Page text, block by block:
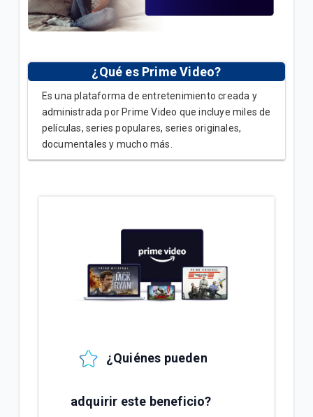
Video | General
Todo lo que debes saber sobre Prime Video | Hogar
VER MÁS
¿Qué es Prime Video?
Es una plataforma de entretenimiento creada y
administrada por Prime Video que incluye miles de
películas, series populares, series originales,
documentales y mucho más.
¿Quiénes pueden
adquirir este beneficio?